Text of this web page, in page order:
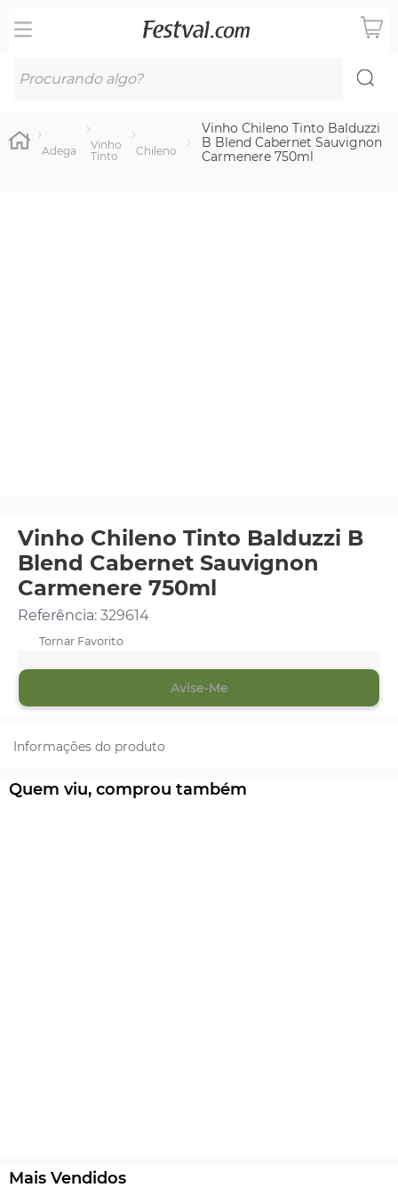
Adega
Vinho
Tinto
Chileno
Vinho Chileno Tinto Balduzzi
B Blend Cabernet Sauvignon
Carmenere 750ml
Vinho Chileno Tinto Balduzzi B
Blend Cabernet Sauvignon
Carmenere 750ml
Referência: 329614
Avise-Me
Informações do produto
Quem viu, comprou também
Mais Vendidos